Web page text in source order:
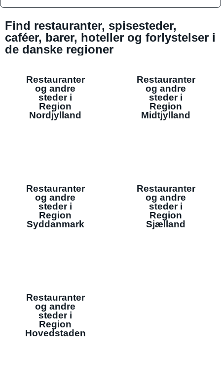
Find restauranter, spisesteder,
caféer, barer, hoteller og forlystelser i
de danske regioner
Restauranter
og andre
steder i
Region
Nordjylland
Restauranter
og andre
steder i
Region
Midtjylland
Restauranter
og andre
steder i
Region
Syddanmark
Restauranter
og andre
steder i
Region
Sjælland
Restauranter
og andre
steder i
Region
Hovedstaden